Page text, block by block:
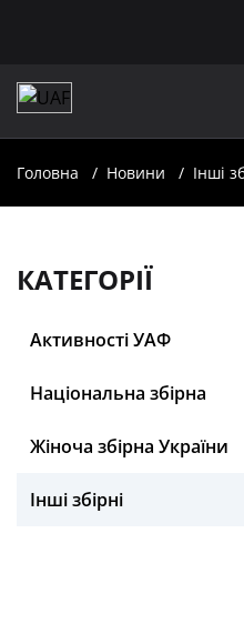
Головна Новини Інші
КАТЕГОРІЇ
Активності УАФ
Національна збірна
Жіноча збірна України
Інші збірні